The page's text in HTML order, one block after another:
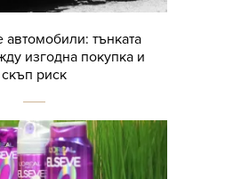
автомобили: тънката
изгодна покупка и
скъп риск